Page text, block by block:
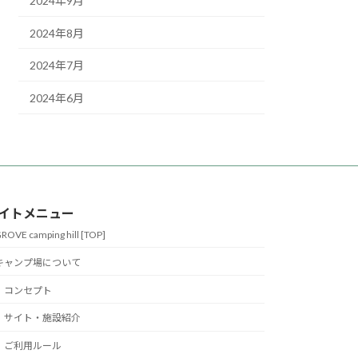
2024年8月
2024年7月
2024年6月
トメニュー
camping hill [TOP]
ャンプ場について
コンセプト
サイト・施設紹介
ご利用ルール